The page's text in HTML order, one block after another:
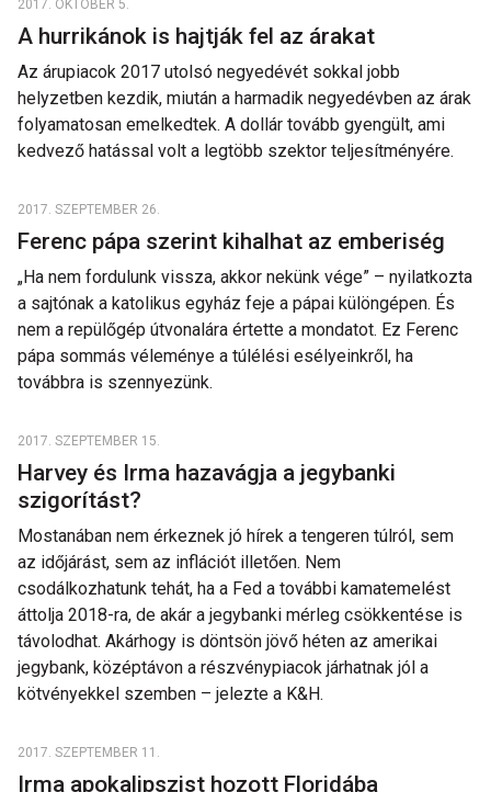
2017. OKTÓBER 5.
A hurrikánok is hajtják fel az árakat
Az árupiacok 2017 utolsó negyedévét sokkal jobb
helyzetben kezdik, miután a harmadik negyedévben az árak
folyamatosan emelkedtek. A dollár tovább gyengült, ami
kedvező hatással volt a legtöbb szektor teljesítményére.
2017. SZEPTEMBER 26.
Ferenc pápa szerint kihalhat az emberiség
„Ha nem fordulunk vissza, akkor nekünk vége” – nyilatkozta
a sajtónak a katolikus egyház feje a pápai különgépen. És
nem a repülőgép útvonalára értette a mondatot. Ez Ferenc
pápa sommás véleménye a túlélési esélyeinkről, ha
továbbra is szennyezünk.
2017. SZEPTEMBER 15.
Harvey és Irma hazavágja a jegybanki
szigorítást?
Mostanában nem érkeznek jó hírek a tengeren túlról, sem
az időjárást, sem az inflációt illetően. Nem
csodálkozhatunk tehát, ha a Fed a további kamatemelést
áttolja 2018-ra, de akár a jegybanki mérleg csökkentése is
távolodhat. Akárhogy is döntsön jövő héten az amerikai
jegybank, középtávon a részvénypiacok járhatnak jól a
kötvényekkel szemben – jelezte a K&H.
2017. SZEPTEMBER 11.
Irma apokalipszist hozott Floridába